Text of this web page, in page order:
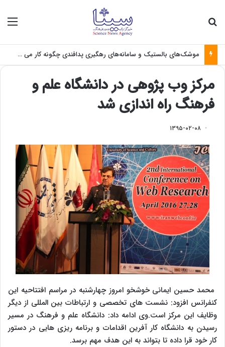
موشک‌های بالستیک و سامانه‌های رهگیری پدافندی چگونه کار می کنند؟
مرکز وب پژوهی در دانشگاه علم و
فرهنگ راه اندازی شد
۱۳۹۵-۰۲-۰۸
محمد حسین ایمانی خوشخو امروز چهارشنبه در مراسم افتتاحیه این
کنفرانس افزود: نشست های تخصصی و ارتباطات بین المللی از دیگر
وظایف این مرکز است.وی ادامه داد: دانشگاه علم و فرهنگ در مسیر
رسیدن به دانشگاه کار آفرین اقدامات و برنامه ریزی هایی در دستور
کار خود قرا داده تا بتواند به این هدف مهم برسد.